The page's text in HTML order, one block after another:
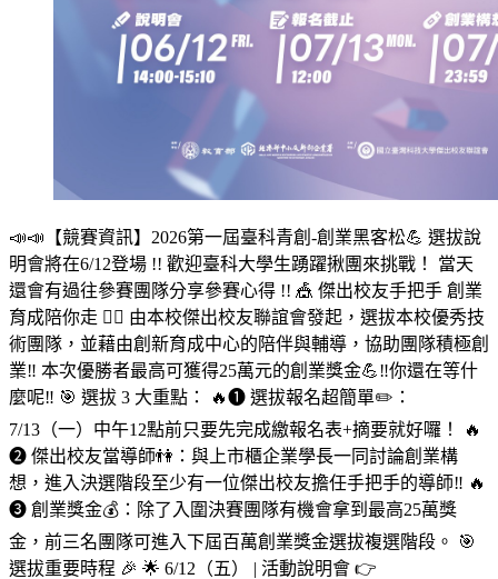
📣📣【競賽資訊】2026第一屆臺科青創-創業黑客松💪 選拔說
明會將在6/12登場 !! 歡迎臺科大學生踴躍揪團來挑戰！ 當天
還會有過往參賽團隊分享參賽心得 !! 🎪 傑出校友手把手 創業
育成陪你走 🤹‍♀️ 由本校傑出校友聯誼會發起，選拔本校優秀技
術團隊，並藉由創新育成中心的陪伴與輔導，協助團隊積極創
業‼️ 本次優勝者最高可獲得25萬元的創業獎金💪‼️你還在等什
麼呢‼️ 🎯 選拔 3 大重點： 🔥❶ 選拔報名超簡單✏️：
7/13（一）中午12點前只要先完成繳報名表+摘要就好囉！ 🔥
❷ 傑出校友當導師👫：與上市櫃企業學長一同討論創業構
想，進入決選階段至少有一位傑出校友擔任手把手的導師‼️ 🔥
❸ 創業獎金💰：除了入圍決賽團隊有機會拿到最高25萬獎
金，前三名團隊可進入下屆百萬創業獎金選拔複選階段。 🎯
選拔重要時程 🎉 🌟 6/12（五） | 活動說明會 👉